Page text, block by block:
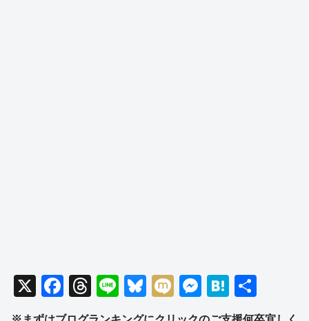
X
F
a
T
hr
Li
n
Bl
M
ixi
M
H
at 有